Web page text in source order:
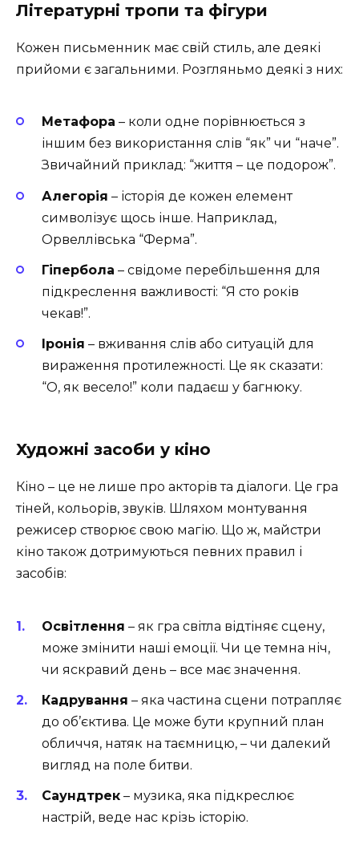
Літературні тропи та фігури
Кожен письменник має свій стиль, але деякі
прийоми є загальними. Розгляньмо деякі з них:
Метафора – коли одне порівнюється з
іншим без використання слів “як” чи “наче”.
Звичайний приклад: “життя – це подорож”.
Алегорія – історія де кожен елемент
символізує щось інше. Наприклад,
Орвеллівська “Ферма”.
Гіпербола – свідоме перебільшення для
підкреслення важливості: “Я сто років
чекав!”.
Іронія – вживання слів або ситуацій для
вираження протилежності. Це як сказати:
“О, як весело!” коли падаєш у багнюку.
Художні засоби у кіно
Кіно – це не лише про акторів та діалоги. Це гра
тіней, кольорів, звуків. Шляхом монтування
режисер створює свою магію. Що ж, майстри
кіно також дотримуються певних правил і
засобів:
Освітлення – як гра світла відтіняє сцену,
може змінити наші емоції. Чи це темна ніч,
чи яскравий день – все має значення.
Кадрування – яка частина сцени потрапляє
до об’єктива. Це може бути крупний план
обличчя, натяк на таємницю, – чи далекий
вигляд на поле битви.
Саундтрек – музика, яка підкреслює
настрій, веде нас крізь історію.